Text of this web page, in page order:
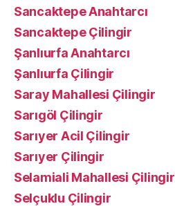
Sancaktepe Anahtarcı
Sancaktepe Çilingir
Şanlıurfa Anahtarcı
Şanlıurfa Çilingir
Saray Mahallesi Çilingir
Sarıgöl Çilingir
Sarıyer Acil Çilingir
Sarıyer Çilingir
Selamiali Mahallesi Çilingir
Selçuklu Çilingir